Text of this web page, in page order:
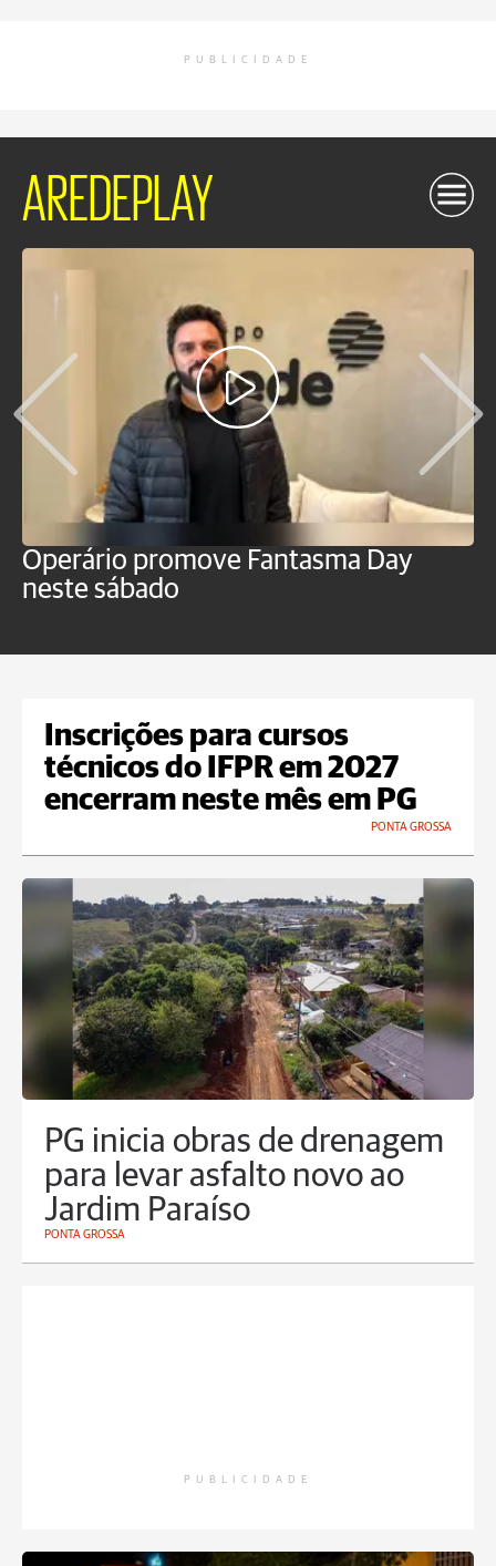
PUBLICIDADE
AREDEPLAY
Operário promove Fantasma Day
neste sábado
Inscrições para cursos
técnicos do IFPR em 2027
encerram neste mês em PG
PONTA GROSSA
PG inicia obras de drenagem
para levar asfalto novo ao
Jardim Paraíso
PONTA GROSSA
PUBLICIDADE